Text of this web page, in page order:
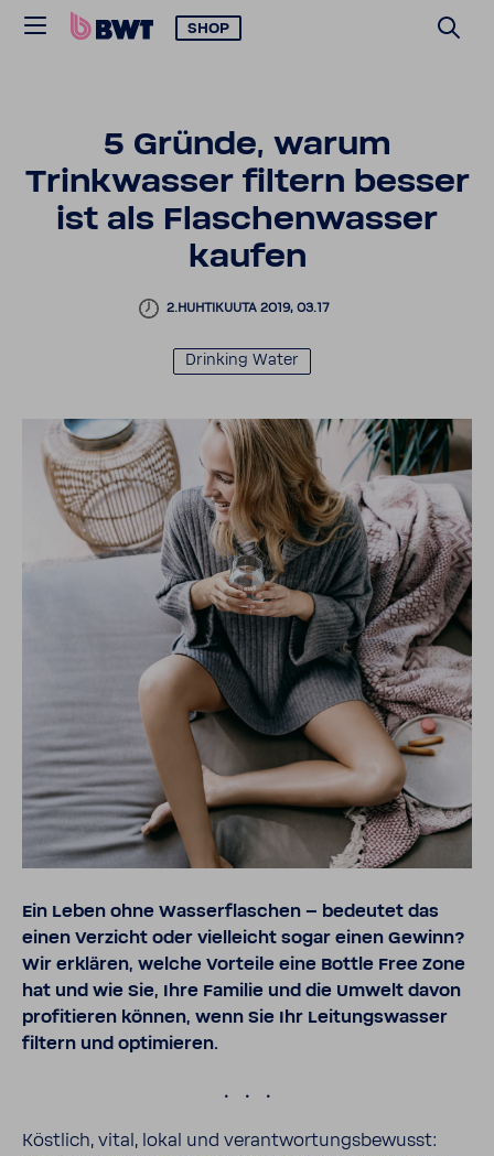
SHOP
5 Gründe, warum
Trinkwasser filtern besser
ist als Flaschenwasser
kaufen
2.HUHTIKUUTA 2019, 03.17
Drinking Water
Ein Leben ohne Wasserflaschen – bedeutet das
einen Verzicht oder vielleicht sogar einen Gewinn?
Wir erklären, welche Vorteile eine Bottle Free Zone
hat und wie Sie, Ihre Familie und die Umwelt davon
profitieren können, wenn Sie Ihr Leitungswasser
filtern und optimieren.
.
Köstlich, vital, lokal und verantwortungsbewusst: